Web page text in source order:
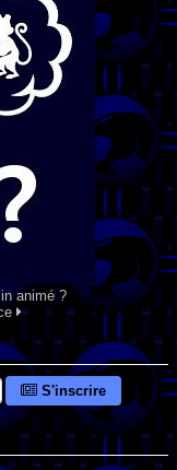
animé ?
S'inscrire